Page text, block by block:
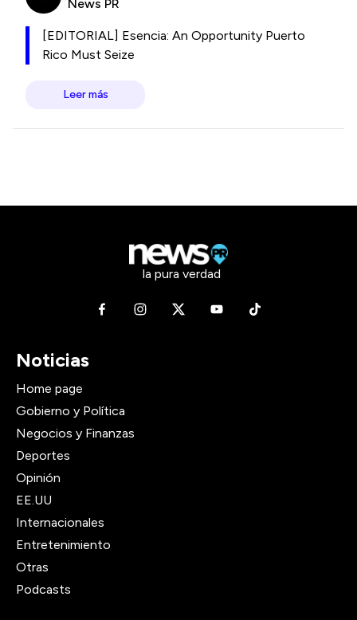
News PR
[EDITORIAL] Esencia: An Opportunity Puerto
Rico Must Seize
Leer más
la pura verdad
Noticias
Home page
Gobierno y Política
Negocios y Finanzas
Deportes
Opinión
EE.UU
Internacionales
Entretenimiento
Otras
Podcasts